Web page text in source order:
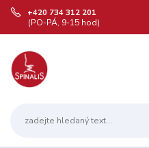
+420 734 312 201
(PO-PÁ, 9-15 hod)